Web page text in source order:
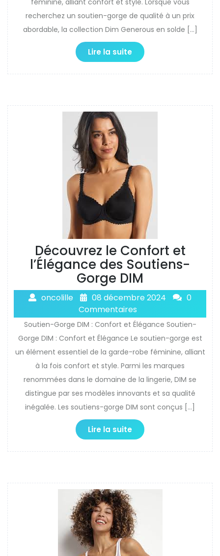
féminine, alliant confort et style. Lorsque vous
recherchez un soutien-gorge de qualité à un prix
abordable, la collection Dim Generous en solde […]
Lire la suite
Découvrez le Confort et
l’Élégance des Soutiens-
Gorge DIM
oncolille 08 décembre 2024
0
Commentaires
Soutien-Gorge DIM : Confort et Élégance Soutien-
Gorge DIM : Confort et Élégance Le soutien-gorge est
un élément essentiel de la garde-robe féminine, alliant
à la fois confort et style. Parmi les marques
renommées dans le domaine de la lingerie, DIM se
distingue par ses modèles innovants et sa qualité
inégalée. Les soutiens-gorge DIM sont conçus […]
Lire la suite